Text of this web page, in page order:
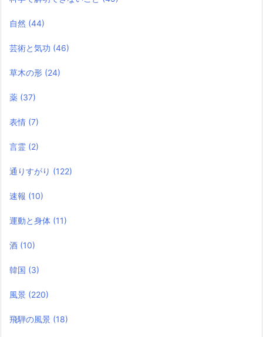
自然 (44)
芸術と気功 (46)
草木の形 (24)
薬 (37)
表情 (7)
言霊 (2)
通りすがり (122)
速報 (10)
運動と身体 (11)
酒 (10)
韓国 (3)
風景 (220)
飛騨の風景 (18)